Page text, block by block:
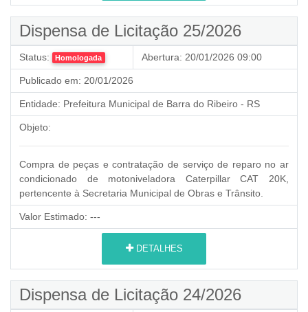
Dispensa de Licitação 25/2026
Status: Homologada Abertura: 20/01/2026 09:00
Publicado em: 20/01/2026
Entidade: Prefeitura Municipal de Barra do Ribeiro - RS
Objeto:
Compra de peças e contratação de serviço de reparo no ar
condicionado de motoniveladora Caterpillar CAT 20K,
pertencente à Secretaria Municipal de Obras e Trânsito.
Valor Estimado: ---
DETALHES
Dispensa de Licitação 24/2026